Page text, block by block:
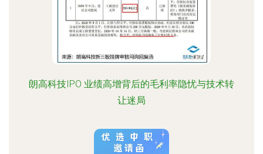
朗高科技IPO 业绩高增背后的毛利率隐忧与技术转
让迷局